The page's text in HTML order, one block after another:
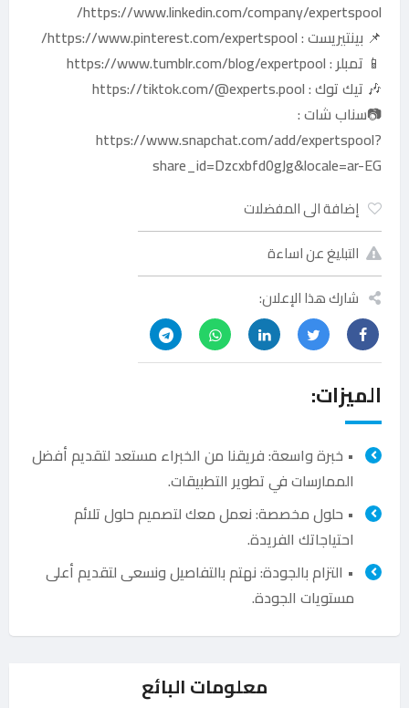
https://www.linkedin.com/company/expertspool/
📌 بينتيريست : https://www.pinterest.com/expertspool/
📱 تمبلر : https://www.tumblr.com/blog/expertpool
🎶 تيك توك : https://tiktok.com/@experts.pool
📷سناب شات :
https://www.snapchat.com/add/expertspool?
share_id=Dzcxbfd0gJg&locale=ar-EG
إضافة الى المفضلات
التبليغ عن اساءة
شارك هذا الإعلان:
الميزات:
• خبرة واسعة: فريقنا من الخبراء مستعد لتقديم أفضل
الممارسات في تطوير التطبيقات.
• حلول مخصصة: نعمل معك لتصميم حلول تلائم
احتياجاتك الفريدة.
• التزام بالجودة: نهتم بالتفاصيل ونسعى لتقديم أعلى
مستويات الجودة.
معلومات البائع